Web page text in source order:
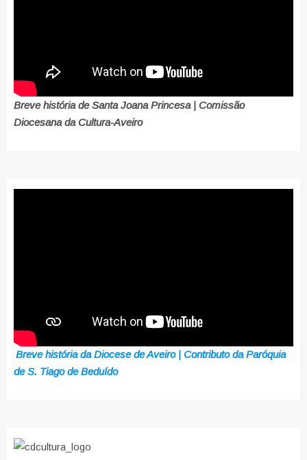
Breve história de Santa Joana Princesa | Comissão
Diocesana da Cultura-Aveiro
Breve história da Diocese de Aveiro | Contributo da Paróquia
de S. Tiago de Beduído